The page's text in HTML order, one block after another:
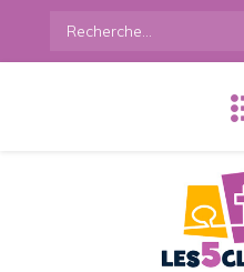
Recherche
: